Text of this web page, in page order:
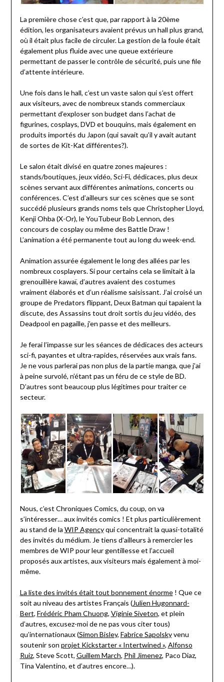
La première chose c’est que, par rapport à la 20ème
édition, les organisateurs avaient prévus un hall plus grand,
où il était plus facile de circuler. La gestion de la foule était
également plus fluide avec une queue extérieure
permettant de passer le contrôle de sécurité, puis une file
d’attente intérieure.
Une fois dans le hall, c’est un vaste salon qui s’est offert
aux visiteurs, avec de nombreux stands commerciaux
permettant d’exploser son budget dans l’achat de
figurines, cosplays, DVD et bouquins, mais également en
produits importés du Japon (qui savait qu’il y avait autant
de sortes de Kit-Kat différentes?).
Le salon était divisé en quatre zones majeures :
stands/boutiques, jeux vidéo, Sci-Fi, dédicaces, plus deux
scènes servant aux différentes animations, concerts ou
conférences. C’est d’ailleurs sur ces scènes que se sont
succédé plusieurs grands noms tels que Christopher Lloyd,
Kenji Ohba (X-Or), le YouTubeur Bob Lennon, des
concours de cosplay ou même des Battle Draw !
L’animation a été permanente tout au long du week-end.
Animation assurée également le long des allées par les
nombreux cosplayers. Si pour certains cela se limitait à la
grenouillère kawaï, d’autres avaient des costumes
vraiment élaborés et d’un réalisme saisissant. J’ai croisé un
groupe de Predators flippant, Deux Batman qui tapaient la
discute, des Assassins tout droit sortis du jeu vidéo, des
Deadpool en pagaille, j’en passe et des meilleurs.
Je ferai l’impasse sur les séances de dédicaces des acteurs
sci-fi, payantes et ultra-rapides, réservées aux vrais fans.
Je ne vous parlerai pas non plus de la partie manga, que j’ai
à peine survolé, n’étant pas un féru de ce style de BD.
D’autres sont beaucoup plus légitimes pour traiter ce
secteur.
Nous, c’est Chroniques Comics, du coup, on va
s’intéresser… aux invités comics ! Et plus particulièrement
au stand de la WIP Agencyqui concentrait la quasi-totalité
des invités du médium. Je tiens d’ailleurs à remercier les
membres de WIP pour leur gentillesse et l’accueil
proposés aux artistes, aux visiteurs mais également à moi-
même.
La liste des invités était tout bonnement énorme! Que ce
soit au niveau des artistes Français (Julien Hugonnard-
Bert, Frédéric Pham Chuong, Viginie Siveton, et plein
d’autres, excusez-moi de ne pas vous citer tous)
qu’internationaux (Simon Bisley, Fabrice Sapolskyvenu
soutenir son projet Kickstarter « Intertwined », Alfonso
Ruiz, Steve Scott, Guillem March, Phil Jimenez, Paco Diaz,
Tina Valentino, et d’autres encore…).